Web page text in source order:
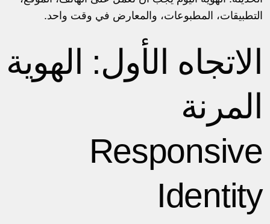
التطبيقات، المطبوعات، والمعارض في وقت واحد.
الاتجاه الأول: الهوية
المرنة
Responsive
Identity